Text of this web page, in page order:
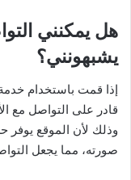
هل يمكنني
يشبهونني؟
قادر على التواصل مع
وذلك لأن الموقع
صورته، مما يجعل